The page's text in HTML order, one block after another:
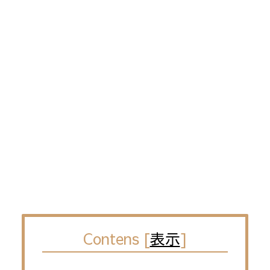
Contens [表示]